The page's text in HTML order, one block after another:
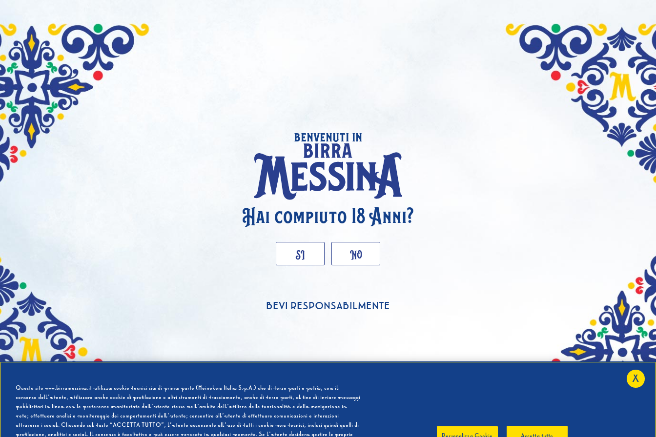
benvenuti in
Hai compiuto 18 Anni?
SI NO
BEVI RESPONSABILMENTE
Questo sito www.birramessina.it utilizza cookie tecnici sia di prima parte (Heineken Italia S.p.A.) che di terze parti e potrà, con il
consenso dell’utente, utilizzare anche cookie di profilazione o altri strumenti di tracciamento, anche di terze parti, al fine di: inviare messaggi
pubblicitari in linea con le preferenze manifestate dall’utente stesso nell’ambito dell’utilizzo delle funzionalità e della navigazione in
rete; effettuare analisi e monitoraggio dei comportamenti dell’utente; consentire all’utente di effettuare comunicazioni e interazioni
attraverso i social. Cliccando sul tasto “ACCETTA TUTTO”, l’utente acconsente all’uso di tutti i cookie non tecnici, inclusi quindi quelli di
profilazione, analitici e social. Il consenso è facoltativo e può essere revocato in qualsiasi momento. Se l’utente desidera gestire le proprie
X